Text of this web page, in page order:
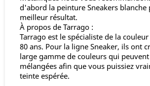
d'abord la peinture Sneakers blanche
meilleur résultat.
À propos de Tarrago :
Tarrago est le spécialiste de la
80 ans. Pour la ligne Sneaker, ils ont
large gamme de couleurs qui
mélangées afin que vous puissiez
teinte espérée.